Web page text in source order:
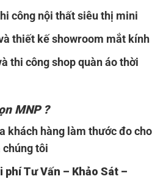
công nội thất siêu thị mini
thiết kế showroom mắt kính
thi công shop quàn áo thời
MNP ?
khách hàng làm thước đo cho
chúng tôi
phí Tư Vấn – Khảo Sát –